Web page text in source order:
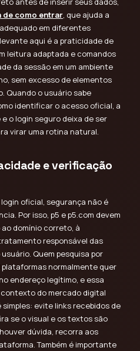
de como entrar, que ajuda a
em diferentes
aqui é a praticidade de
leitura adaptada e comandos
da sessão em um ambiente
sem excesso de elementos
Quando o usuário sabe
identificar o acesso oficial, a
o login seguro deixa de ser
virar uma rotina natural.
e verificação
oficial, segurança não é
Por isso, p5 e p5.com devem
domínio correto, à
responsável das
Quem pesquisa por
normalmente quer
endereço legítimo, e essa
do mercado digital
evite links recebidos de
se o visual e os textos são
dúvida, recorra aos
Também é importante